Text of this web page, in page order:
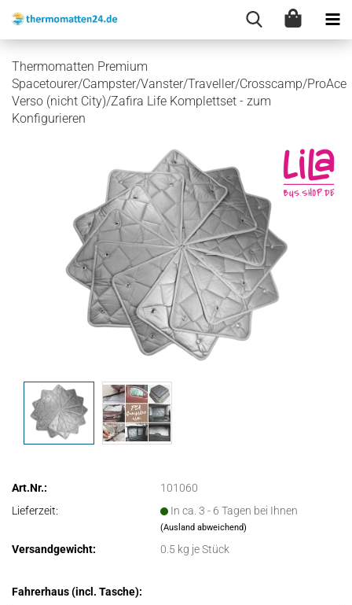
Thermomatten Premium
Spacetourer/Campster/Vanster/Traveller/Crosscamp/ProAce
Verso (nicht City)/Zafira Life Komplettset - zum
Konfigurieren
Art.Nr.:
101060
Lieferzeit:
In ca. 3 - 6 Tagen bei Ihnen
(Ausland abweichend)
Versandgewicht: 0.5 kg je Stück
Fahrerhaus (incl. Tasche):